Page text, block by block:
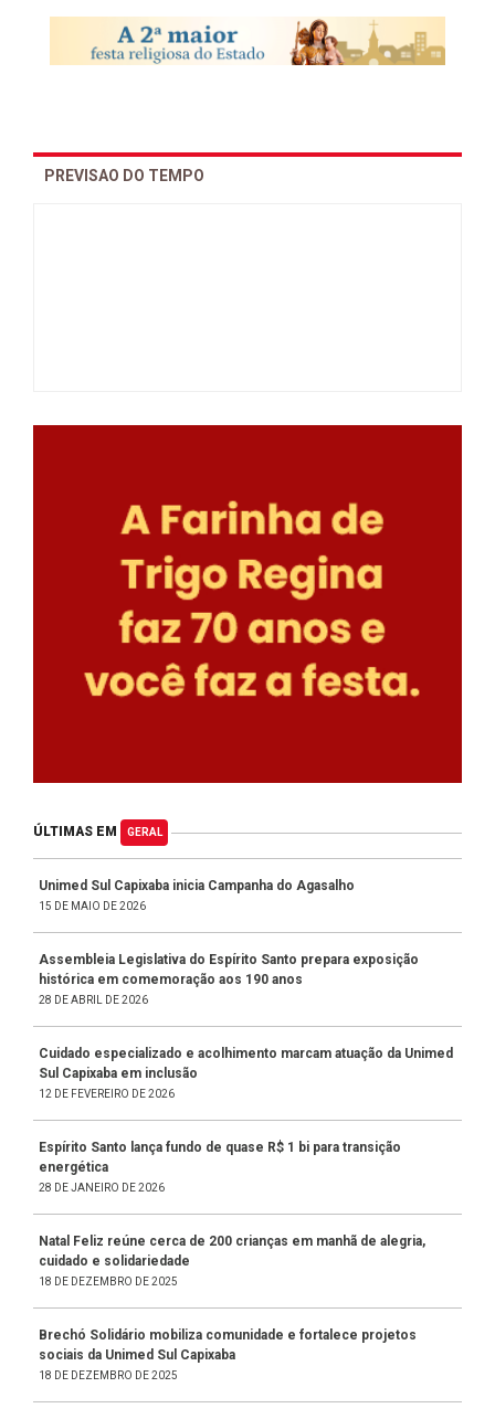
PREVISAO DO TEMPO
ÚLTIMAS EM GERAL
Unimed Sul Capixaba inicia Campanha do Agasalho
15 DE MAIO DE 2026
Assembleia Legislativa do Espírito Santo prepara exposição
histórica em comemoração aos 190 anos
28 DE ABRIL DE 2026
Cuidado especializado e acolhimento marcam atuação da Unimed
Sul Capixaba em inclusão
12 DE FEVEREIRO DE 2026
Espírito Santo lança fundo de quase R$ 1 bi para transição
energética
28 DE JANEIRO DE 2026
Natal Feliz reúne cerca de 200 crianças em manhã de alegria,
cuidado e solidariedade
18 DE DEZEMBRO DE 2025
Brechó Solidário mobiliza comunidade e fortalece projetos
sociais da Unimed Sul Capixaba
18 DE DEZEMBRO DE 2025